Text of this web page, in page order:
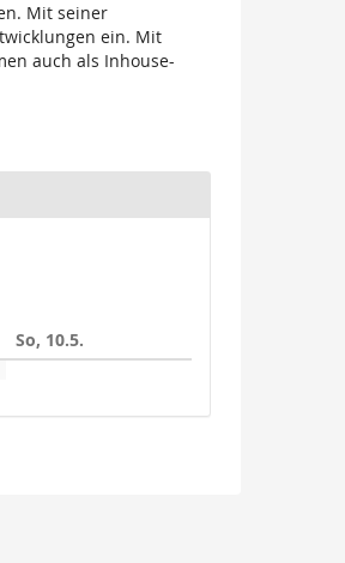
Mit seiner
ein. Mit
auch als Inhouse-
So, 10.5.